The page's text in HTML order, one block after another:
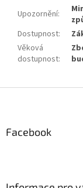
Upozornění:
Dostupnost:
Věková
dostupnost:
Facebook